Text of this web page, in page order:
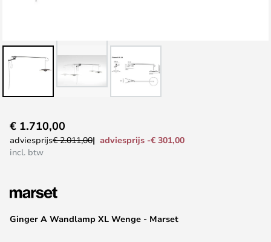
naar
het
de
gallerij
Ginger A Wandlamp XL Wenge - Marset
€ 1.710,00
adviesprijs€ 2.011,00
adviesprijs -€ 301,00
incl. btw